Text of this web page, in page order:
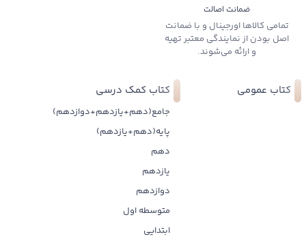
ضمانت اصالت
تمامی کالاها اورجینال و با ضمانت
اصل بودن از نمایندگی معتبر تهیه
و ارائه می‌شوند.
کتاب عمومی کتاب کمک درسی
جامع(دهم+یازدهم+دوازدهم)
پایه(دهم+یازدهم)
دهم
یازدهم
دوازدهم
متوسطه اول
ابتدایی